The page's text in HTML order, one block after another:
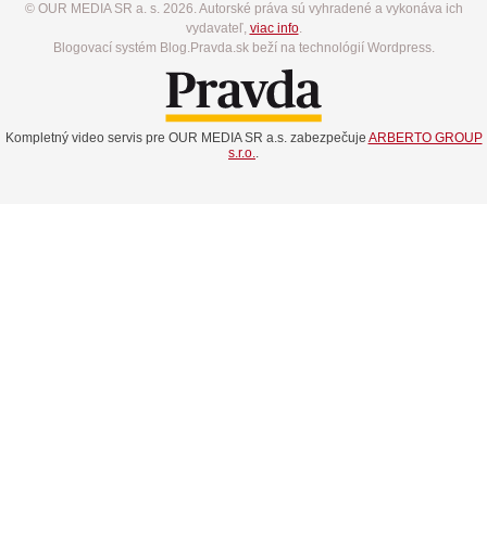
© OUR MEDIA SR a. s. 2026. Autorské práva sú vyhradené a vykonáva ich
vydavateľ, viac info.
Blogovací systém Blog.Pravda.sk beží na technológií Wordpress.
Kompletný video servis pre OUR MEDIA SR a.s. zabezpečuje ARBERTO GROUP
s.r.o..